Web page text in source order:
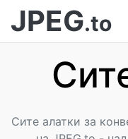
JPEG.to
Сите алатки за